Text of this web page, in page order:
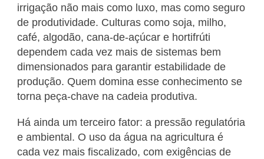
irrigação não mais como luxo, mas como seguro
de produtividade. Culturas como soja, milho,
café, algodão, cana-de-açúcar e hortifrúti
dependem cada vez mais de sistemas bem
dimensionados para garantir estabilidade de
produção. Quem domina esse conhecimento se
torna peça-chave na cadeia produtiva.
Há ainda um terceiro fator: a pressão regulatória
e ambiental. O uso da água na agricultura é
cada vez mais fiscalizado, com exigências de